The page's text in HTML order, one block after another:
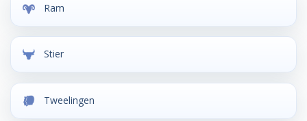
Ram
Stier
Tweelingen